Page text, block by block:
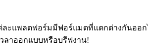
ละแพลตฟอร์มมีฟอร์แมตที่แตกต่างกันออ
วลาออกแบบหรือบรีฟงาน!